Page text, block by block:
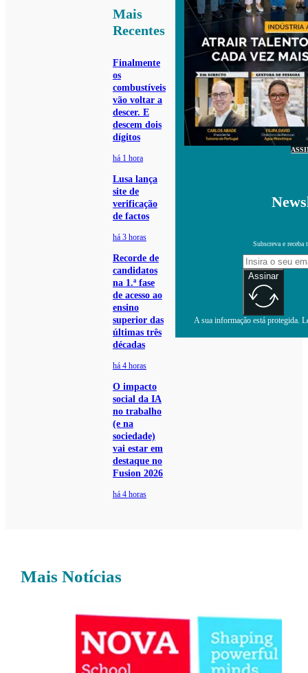
Mais
Recentes
Finalmente
os
combustíveis
vão voltar a
descer. E
descem dois
dígitos
há 1 hora
Lusa lança
site de
verificação
de factos
há 3 horas
Recorde de
candidatos
na 1.ª fase
de acesso ao
ensino
superior das
últimas três
décadas
há 4 horas
O impacto
social da IA
no trabalho
(e na
sociedade)
vai estar em
destaque no
Fusion 2026
há 4 horas
Subscreva e receba
Assinar
A sua informação está protegida.
Mais Notícias